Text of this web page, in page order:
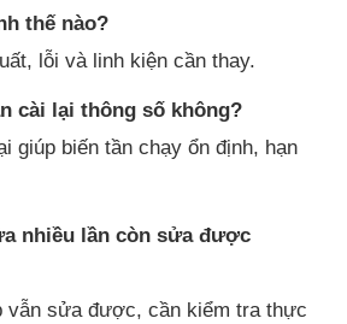
thế nào?
lỗi và linh kiện cần thay.
cài lại thông số không?
giúp biến tần chạy ổn định, hạn
nhiều lần còn sửa được
vẫn sửa được, cần kiểm tra thực